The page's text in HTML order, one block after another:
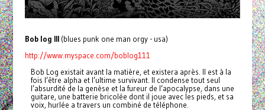
Bob log III(blues punk one man orgy - usa)
http://www.myspace.com/boblog111
Bob Log existait avant la matière, et existera après. Il est à la
fois l’être alpha et l’ultime survivant. Il condense tout seul
l’absurdité de la genèse et la fureur de l’apocalypse, dans une
guitare, une batterie bricolée dont il joue avec les pieds, et sa
voix, hurlée a travers un combiné de téléphone.